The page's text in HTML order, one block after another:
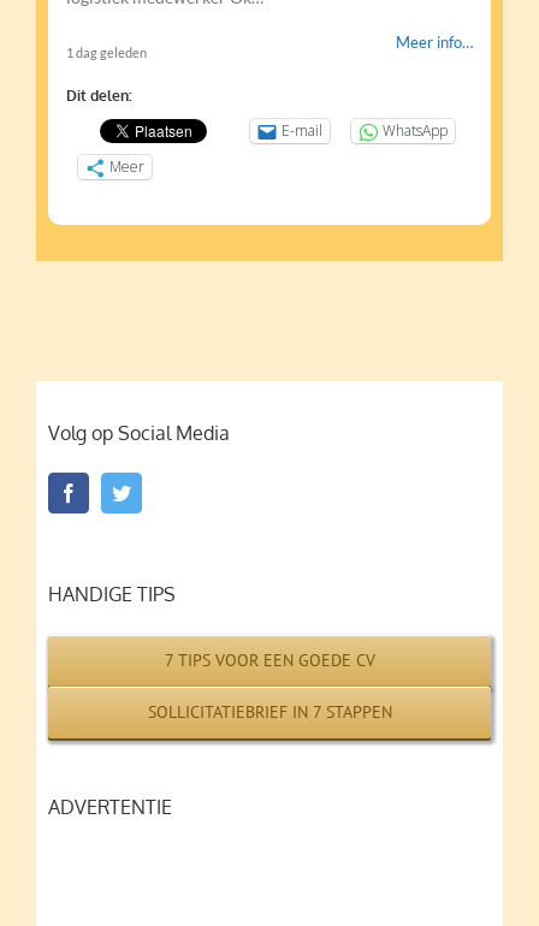
Meer info…
1 dag geleden
Dit delen:
E-mail
WhatsApp
Meer
Volg op Social Media
HANDIGE TIPS
7 TIPS VOOR EEN GOEDE CV
SOLLICITATIEBRIEF IN 7 STAPPEN
ADVERTENTIE